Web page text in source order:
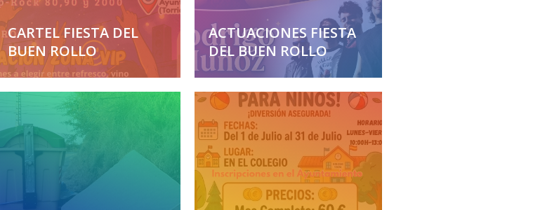
CARTEL FIESTA DEL
BUEN ROLLO
ACTUACIONES FIESTA
DEL BUEN ROLLO